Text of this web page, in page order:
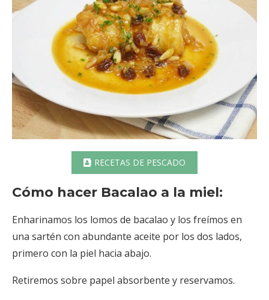
RECETAS DE PESCADO
Cómo hacer Bacalao a la miel:
Enharinamos los lomos de bacalao y los freímos en
una sartén con abundante aceite por los dos lados,
primero con la piel hacia abajo.
Retiremos sobre papel absorbente y reservamos.